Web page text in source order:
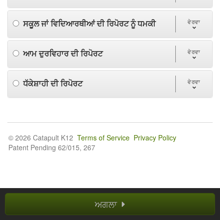
ਸਕੂਲ ਜਾਂ ਵਿਦਿਆਰਥੀਆਂ ਦੀ ਰਿਪੋਰਟ ਨੂੰ ਧਮਕੀ ਵੇਰਵਾ
ਆਮ ਦੁਰਵਿਹਾਰ ਦੀ ਰਿਪੋਰਟ ਵੇਰਵਾ
ਧੱਕੇਸ਼ਾਹੀ ਦੀ ਰਿਪੋਰਟ ਵੇਰਵਾ
ਅਗਲਾ
© 2026 Catapult K12 Terms of Service Privacy Policy
Patent Pending 62/015, 267